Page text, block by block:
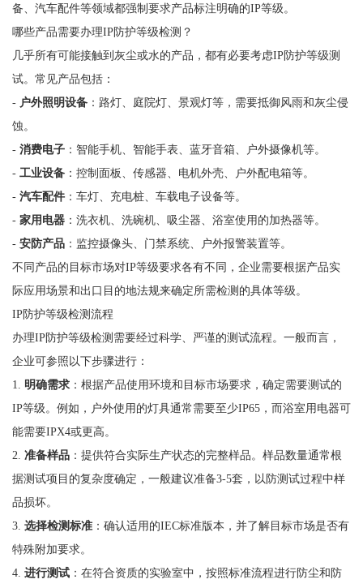
备、汽车配件等领域都强制要求产品标注明确的IP等级。
哪些产品需要办理IP防护等级检测？
几乎所有可能接触到灰尘或水的产品，都有必要考虑IP防护等级测
试。常见产品包括：
- 户外照明设备：路灯、庭院灯、景观灯等，需要抵御风雨和灰尘侵
蚀。
- 消费电子：智能手机、智能手表、蓝牙音箱、户外摄像机等。
- 工业设备：控制面板、传感器、电机外壳、户外配电箱等。
- 汽车配件：车灯、充电桩、车载电子设备等。
- 家用电器：洗衣机、洗碗机、吸尘器、浴室使用的加热器等。
- 安防产品：监控摄像头、门禁系统、户外报警装置等。
不同产品的目标市场对IP等级要求各有不同，企业需要根据产品实
际应用场景和出口目的地法规来确定所需检测的具体等级。
IP防护等级检测流程
办理IP防护等级检测需要经过科学、严谨的测试流程。一般而言，
企业可参照以下步骤进行：
1. 明确需求：根据产品使用环境和目标市场要求，确定需要测试的
IP等级。例如，户外使用的灯具通常需要至少IP65，而浴室用电器可
能需要IPX4或更高。
2. 准备样品：提供符合实际生产状态的完整样品。样品数量通常根
据测试项目的复杂度确定，一般建议准备3-5套，以防测试过程中样
品损坏。
3. 选择检测标准：确认适用的IEC标准版本，并了解目标市场是否有
特殊附加要求。
4. 进行测试：在符合资质的实验室中，按照标准流程进行防尘和防